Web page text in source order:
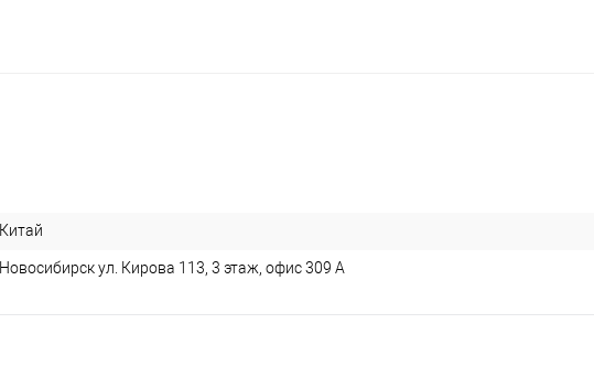
Китай
Новосибирск ул. Кирова 113, 3 этаж, офис 309 А